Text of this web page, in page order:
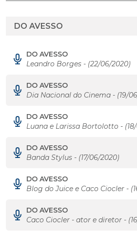
DO AVESSO
Leandro Borges - (22/06/2020)
DO AVESSO
Dia Nacional do Cinema - (19/
DO AVESSO
Luana e Larissa Bortolotto -
DO AVESSO
Banda Stylus - (17/06/2020)
DO AVESSO
Blog do Juice e Caco Ciocler -
DO AVESSO
Caco Ciocler - ator e diretor -